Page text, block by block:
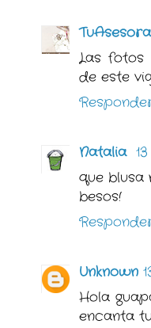
Las fotos
de este
Natalia
que blusa
besos!
Unknown
Hola
encanta